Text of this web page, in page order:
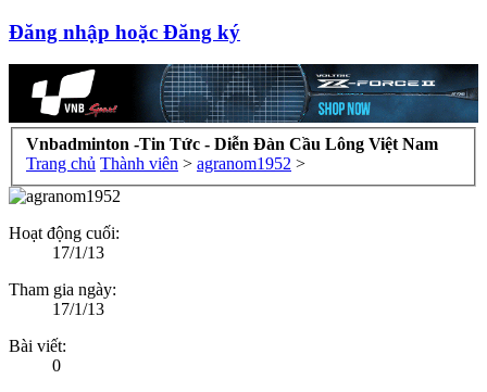
Đăng nhập hoặc Đăng ký
Vnbadminton -Tin Tức - Diễn Đàn Cầu Lông Việt Nam
Trang chủ Thành viên > agranom1952 >
Hoạt động cuối:
17/1/13
Tham gia ngày:
17/1/13
Bài viết:
0